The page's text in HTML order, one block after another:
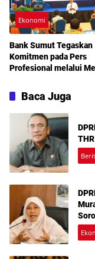
Ekonomi
Bank Sumut Tegaskan
Komitmen pada Pers
Profesional melalui
Baca Juga